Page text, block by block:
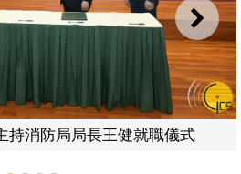
下一
保安司司長黃少澤主持澳門保安